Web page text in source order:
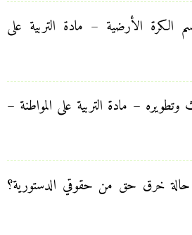
الكرة الأرضية – مادة التربية على
– مادة التربية على المواطنة –
خرق حق من حقوقي الدستورية؟